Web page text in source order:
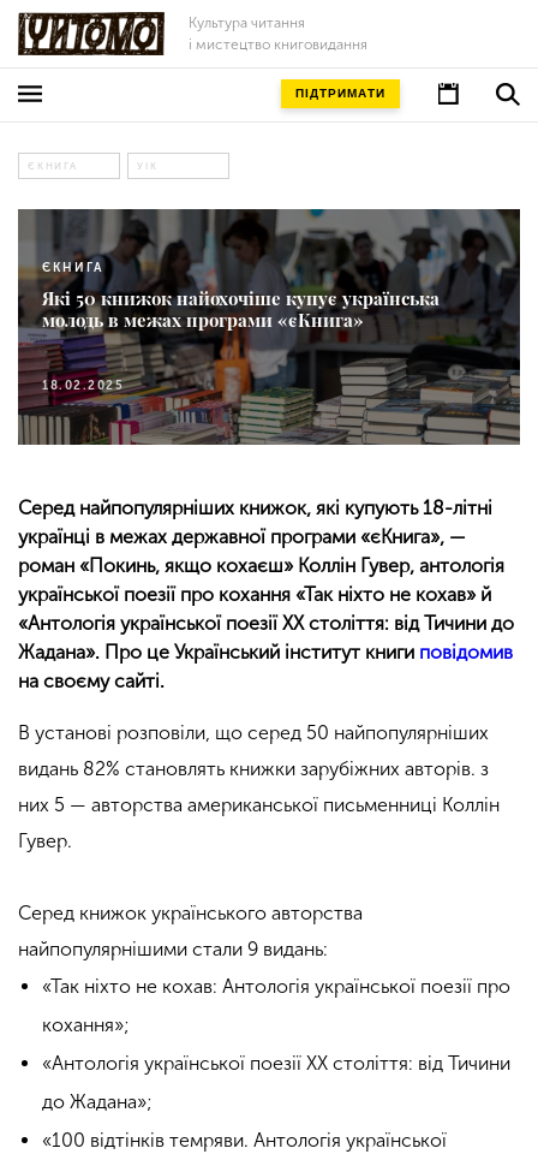
Культура читання
і мистецтво книговидання
ПІДТРИМАТИ
ЄКНИГА УІК
ЄКНИГА
Які 50 книжок найохочіше купує українська
молодь в межах програми «єКнига»
18.02.2025
Серед найпопулярніших книжок, які купують 18-літні
українці в межах державної програми «єКнига», —
роман «Покинь, якщо кохаєш» Коллін Гувер, антологія
української поезії про кохання «Так ніхто не кохав» й
«Антологія української поезії ХХ століття: від Тичини до
Жадана». Про це Український інститут книги повідомив
на своєму сайті.
В установі розповіли, що серед 50 найпопулярніших
видань 82% становлять книжки зарубіжних авторів. з
них 5 — авторства американської письменниці Коллін
Гувер.
Серед книжок українського авторства
найпопулярнішими стали 9 видань:
«Так ніхто не кохав: Антологія української поезії про
кохання»;
«Антологія української поезії ХХ століття: від Тичини
до Жадана»;
«100 відтінків темряви. Антологія української